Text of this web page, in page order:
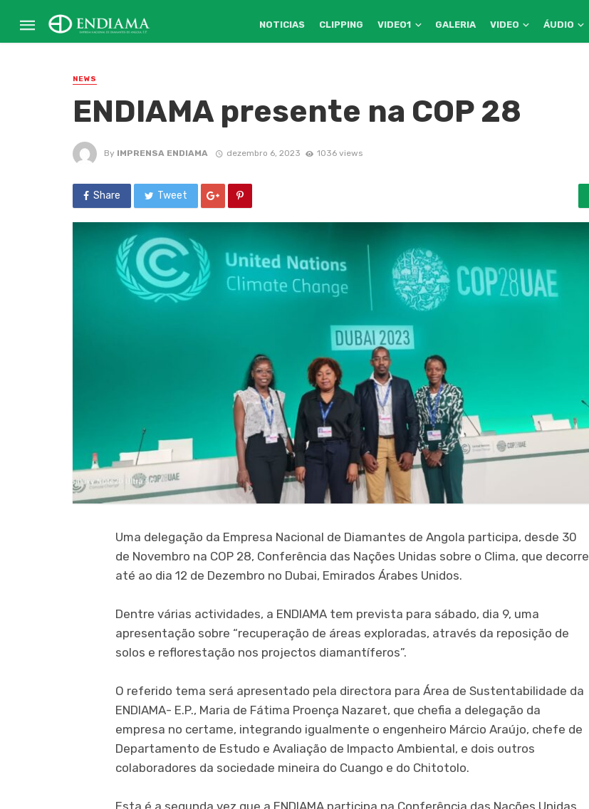
NOTICIAS CLIPPING VIDEO1 GALERIA VIDEO ÁUDIO
NEWS
ENDIAMA presente na COP 28
By IMPRENSA ENDIAMA dezembro 6, 2023 1036 views
Share Tweet
Uma delegação da Empresa Nacional de Diamantes de Angola participa, desde 30
de Novembro na COP 28, Conferência das Nações Unidas sobre o Clima, que decorre
até ao dia 12 de Dezembro no Dubai, Emirados Árabes Unidos.
Dentre várias actividades, a ENDIAMA tem prevista para sábado, dia 9, uma
apresentação sobre “recuperação de áreas exploradas, através da reposição de
solos e reflorestação nos projectos diamantíferos”.
O referido tema será apresentado pela directora para Área de Sustentabilidade da
ENDIAMA- E.P., Maria de Fátima Proença Nazaret, que chefia a delegação da
empresa no certame, integrando igualmente o engenheiro Márcio Araújo, chefe de
Departamento de Estudo e Avaliação de Impacto Ambiental, e dois outros
colaboradores da sociedade mineira do Cuango e do Chitotolo.